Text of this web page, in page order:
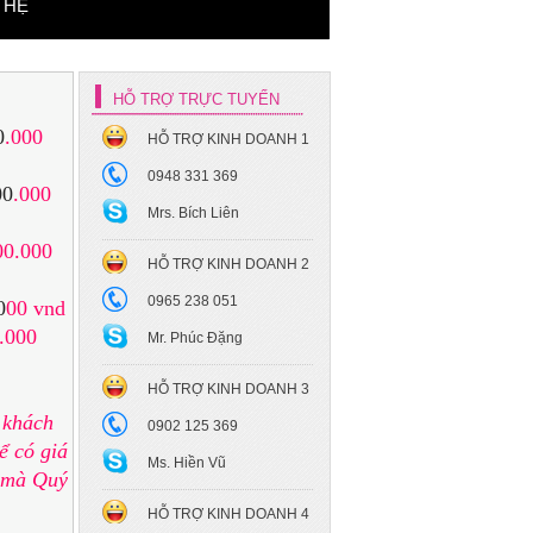
HỆ
.000
.000
00 vnd
.000
có giá
Quý
HỖ TRỢ TRỰC TUYẾN
HỖ TRỢ KINH DOANH 1
0948 331 369
Mrs. Bích Liên
HỖ TRỢ KINH DOANH 2
0965 238 051
Mr. Phúc Đặng
HỖ TRỢ KINH DOANH 3
0902 125 369
Ms. Hiền Vũ
HỖ TRỢ KINH DOANH 4
Xe hoa cưới - BMW 325i
Xe hoa cưới Mec S450
Maybach